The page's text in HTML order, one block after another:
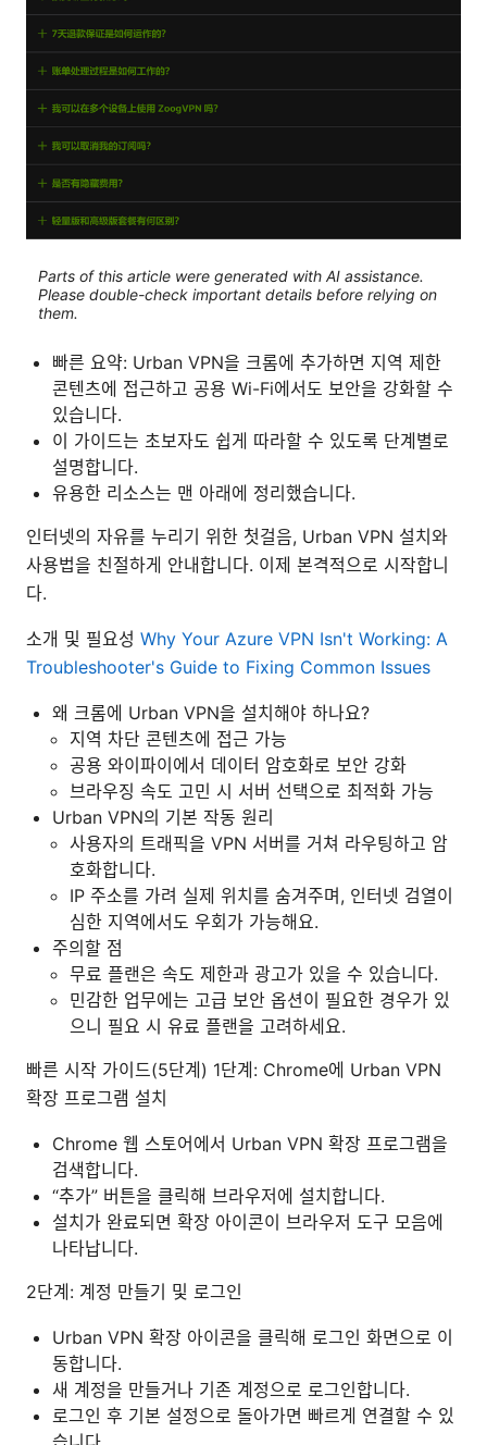
Parts of this article were generated with AI assistance.
Please double-check important details before relying on
them.
빠른 요약: Urban VPN을 크롬에 추가하면 지역 제한
콘텐츠에 접근하고 공용 Wi-Fi에서도 보안을 강화할 수
있습니다.
이 가이드는 초보자도 쉽게 따라할 수 있도록 단계별로
설명합니다.
유용한 리소스는 맨 아래에 정리했습니다.
인터넷의 자유를 누리기 위한 첫걸음, Urban VPN 설치와
사용법을 친절하게 안내합니다. 이제 본격적으로 시작합니
다.
소개 및 필요성 Why Your Azure VPN Isn't Working: A
Troubleshooter's Guide to Fixing Common Issues
왜 크롬에 Urban VPN을 설치해야 하나요?
지역 차단 콘텐츠에 접근 가능
공용 와이파이에서 데이터 암호화로 보안 강화
브라우징 속도 고민 시 서버 선택으로 최적화 가능
Urban VPN의 기본 작동 원리
사용자의 트래픽을 VPN 서버를 거쳐 라우팅하고 암
호화합니다.
IP 주소를 가려 실제 위치를 숨겨주며, 인터넷 검열이
심한 지역에서도 우회가 가능해요.
주의할 점
무료 플랜은 속도 제한과 광고가 있을 수 있습니다.
민감한 업무에는 고급 보안 옵션이 필요한 경우가 있
으니 필요 시 유료 플랜을 고려하세요.
빠른 시작 가이드(5단계) 1단계: Chrome에 Urban VPN
확장 프로그램 설치
Chrome 웹 스토어에서 Urban VPN 확장 프로그램을
검색합니다.
“추가” 버튼을 클릭해 브라우저에 설치합니다.
설치가 완료되면 확장 아이콘이 브라우저 도구 모음에
나타납니다.
2단계: 계정 만들기 및 로그인
Urban VPN 확장 아이콘을 클릭해 로그인 화면으로 이
동합니다.
새 계정을 만들거나 기존 계정으로 로그인합니다.
로그인 후 기본 설정으로 돌아가면 빠르게 연결할 수 있